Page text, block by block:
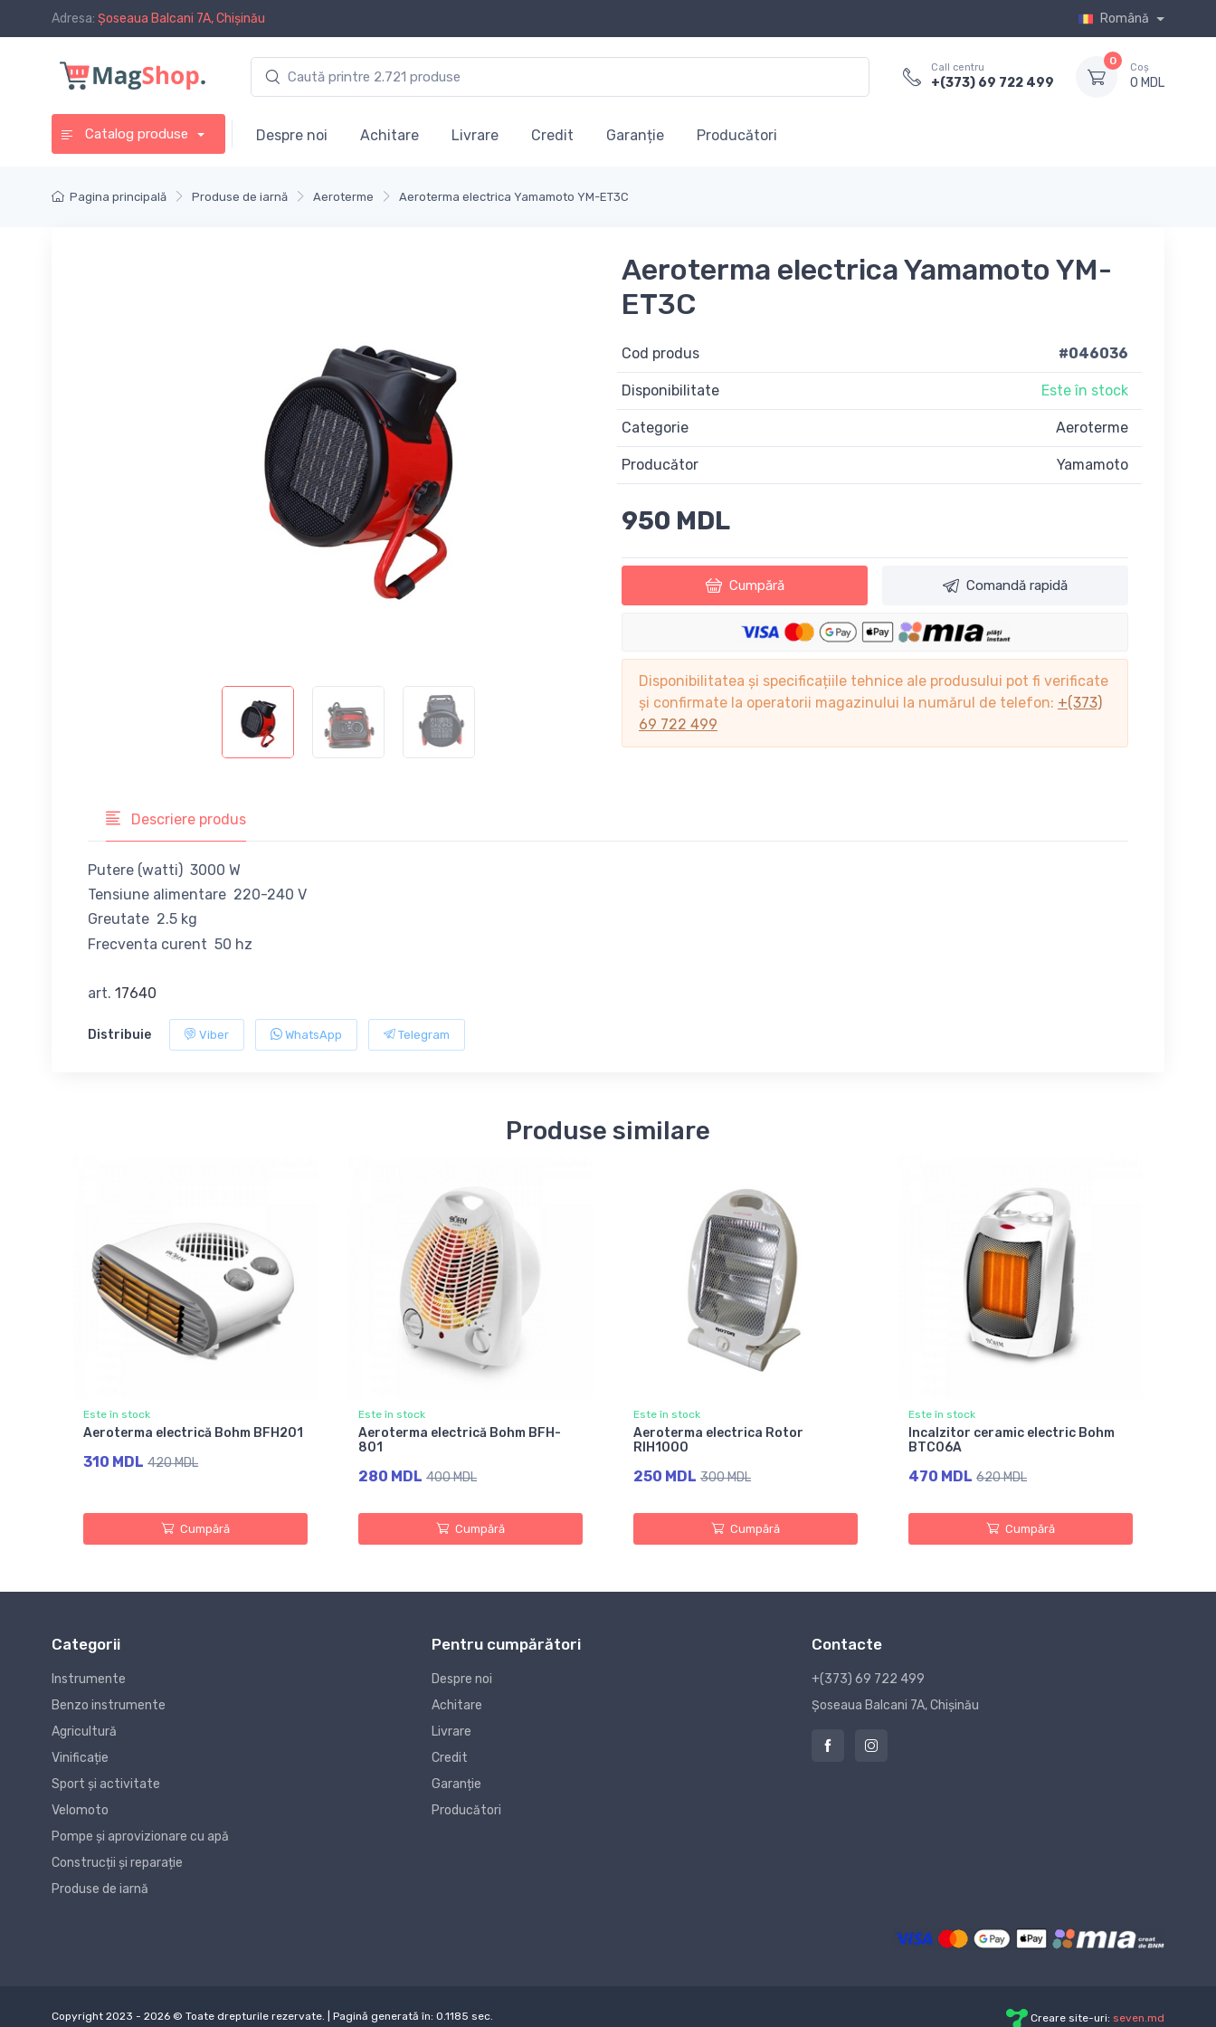
Adresa: Șoseaua Balcani 7A, Chișinău Română
Call centru
+(373) 69 722 499
0
Coș
0 MDL
Catalog produse Despre noi Achitare Livrare Credit Garanție Producători
Pagina principală Produse de iarnă Aeroterme Aeroterma electrica Yamamoto YM-ET3C
Aeroterma electrica Yamamoto YM-
ET3C
Cod produs #046036
Disponibilitate Este în stock
Categorie Aeroterme
Producător Yamamoto
950 MDL
Cumpără Comandă rapidă
Disponibilitatea și specificațiile tehnice ale produsului pot fi verificate
și confirmate la operatorii magazinului la numărul de telefon: +(373)
69 722 499
Descriere produs
Putere (watti) 3000 W
Tensiune alimentare 220-240 V
Greutate 2.5 kg
Frecventa curent 50 hz
art. 17640
Distribuie Viber WhatsApp Telegram
Produse similare
Este în stock
Aeroterma electrică Bohm BFH201
310 MDL 420 MDL
Cumpără
Este în stock
Aeroterma electrică Bohm BFH-
801
280 MDL 400 MDL
Cumpără
Este în stock
Aeroterma electrica Rotor
RIH1000
250 MDL 300 MDL
Cumpără
Este în stock
Incalzitor ceramic electric Bohm
BTC06A
470 MDL 620 MDL
Cumpără
Categorii
Instrumente
Benzo instrumente
Agricultură
Vinificație
Sport și activitate
Velomoto
Pompe și aprovizionare cu apă
Construcții și reparație
Produse de iarnă
Pentru cumpărători
Despre noi
Achitare
Livrare
Credit
Garanție
Producători
Contacte
+(373) 69 722 499
Șoseaua Balcani 7A, Chișinău
Copyright 2023 - 2026 © Toate drepturile rezervate. | Pagină generată în: 0.1185 sec. Creare site-uri: seven.md